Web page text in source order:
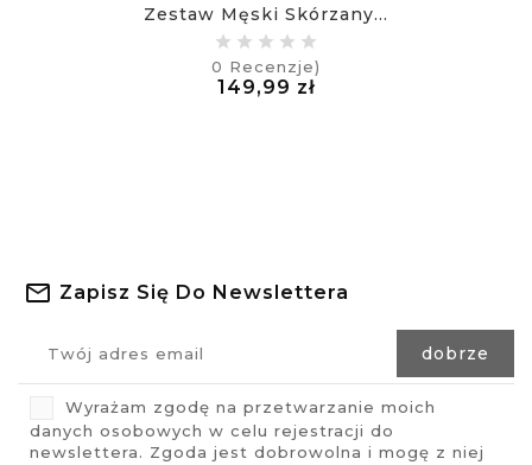
Zestaw Męski Skórzany...
0 Recenzje)
149,99 złCena
Zapisz Się Do Newslettera
Wyrażam zgodę na przetwarzanie moich
danych osobowych w celu rejestracji do
newslettera. Zgoda jest dobrowolna i mogę z niej